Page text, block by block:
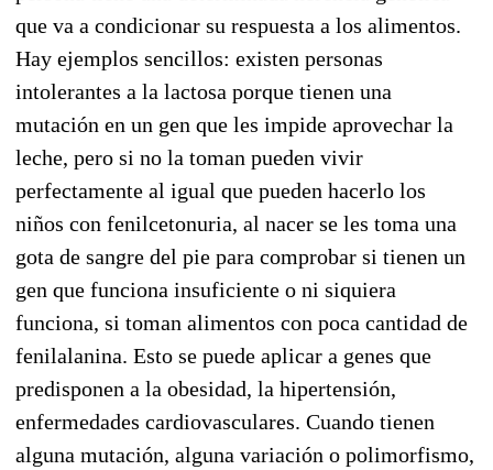
que va a condicionar su respuesta a los alimentos.
Hay ejemplos sencillos: existen personas
intolerantes a la lactosa porque tienen una
mutación en un gen que les impide aprovechar la
leche, pero si no la toman pueden vivir
perfectamente al igual que pueden hacerlo los
niños con fenilcetonuria, al nacer se les toma una
gota de sangre del pie para comprobar si tienen un
gen que funciona insuficiente o ni siquiera
funciona, si toman alimentos con poca cantidad de
fenilalanina. Esto se puede aplicar a genes que
predisponen a la obesidad, la hipertensión,
enfermedades cardiovasculares. Cuando tienen
alguna mutación, alguna variación o polimorfismo,